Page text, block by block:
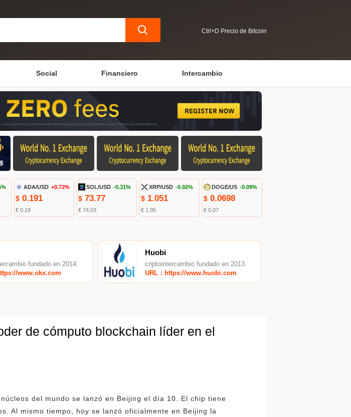
Ctrl+D Precio de Bitcoin
Social Financiero Intercambio
ADA/USD +0.72%
$0.191
€ 0.19
SOL/USD -0.31%
$ 73.77
€ 74.03
XRP/USD -0.92%
$ 1.051
€ 1.05
DOGE/US -0.09%
$ 0.0698
€ 0.07
fundado en 2014.
www.okx.com
Huobi
criptointercambio fundado en 2013.
URL：https://www.huobi.com
de cómputo blockchain líder en el
del mundo se lanzó en Beijing el día 10. El chip tiene
Al mismo tiempo, hoy se lanzó oficialmente en Beijing la